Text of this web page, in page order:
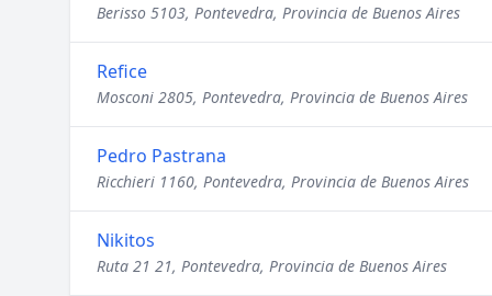
Berisso 5103, Pontevedra, Provincia de Buenos Aires
Refice
Mosconi 2805, Pontevedra, Provincia de Buenos Aires
Pedro Pastrana
Ricchieri 1160, Pontevedra, Provincia de Buenos Aires
Nikitos
Ruta 21 21, Pontevedra, Provincia de Buenos Aires